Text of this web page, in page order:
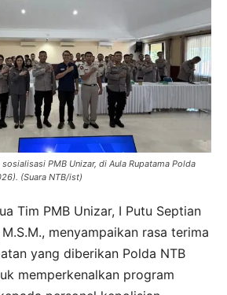
PMB Unizar, di Aula Rupatama Polda
(Suara NTB/ist)
Tim PMB Unizar, I Putu Septian
menyampaikan rasa terima
yang diberikan Polda NTB
memperkenalkan program